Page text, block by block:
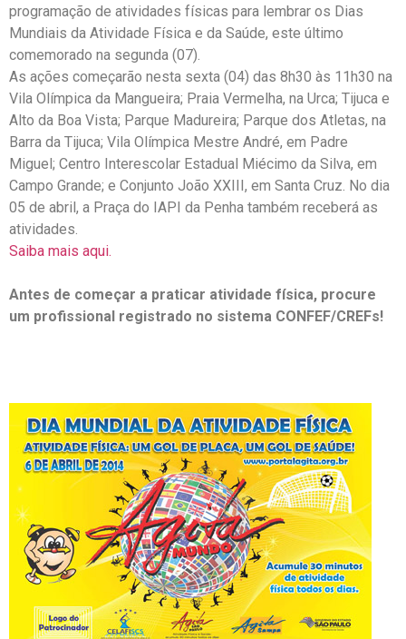
programação de atividades físicas para lembrar os Dias
Mundiais da Atividade Física e da Saúde, este último
comemorado na segunda (07).
As ações começarão nesta sexta (04) das 8h30 às 11h30 na
Vila Olímpica da Mangueira; Praia Vermelha, na Urca; Tijuca e
Alto da Boa Vista; Parque Madureira; Parque dos Atletas, na
Barra da Tijuca; Vila Olímpica Mestre André, em Padre
Miguel; Centro Interescolar Estadual Miécimo da Silva, em
Campo Grande; e Conjunto João XXIII, em Santa Cruz. No dia
05 de abril, a Praça do IAPI da Penha também receberá as
atividades.
Saiba mais aqui.
Antes de começar a praticar atividade física, procure
um profissional registrado no sistema CONFEF/CREFs!